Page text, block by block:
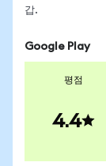
갑.
Google Play
평점
4.4